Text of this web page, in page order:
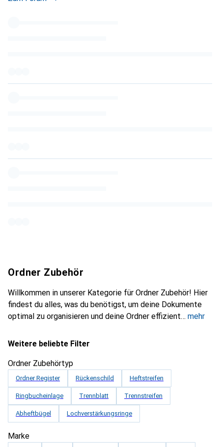
Ordner Zubehör
Willkommen in unserer Kategorie für Ordner Zubehör! Hier
findest du alles, was du benötigst, um deine Dokumente
optimal zu organisieren und deine Ordner effizient
mehr
Weitere beliebte Filter
Ordner Zubehörtyp
Ordner Register Rückenschild Heftstreifen
Ringbucheinlage Trennblatt Trennstreifen
Abheftbügel Lochverstärkungsringe
Marke